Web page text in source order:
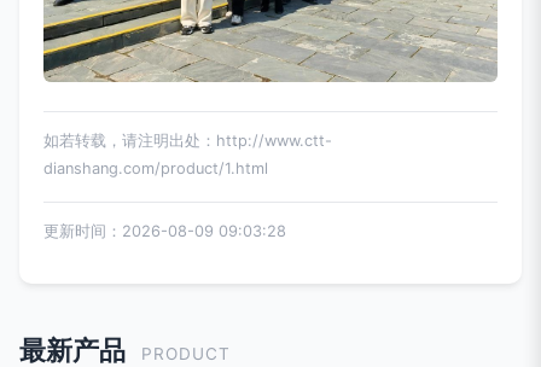
如若转载，请注明出处：http://www.ctt-
dianshang.com/product/1.html
更新时间：2026-08-09 09:03:28
最新产品 PRODUCT